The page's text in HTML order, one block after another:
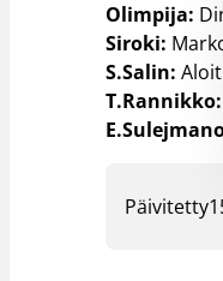
Olimpija:
Siroki:
S.Salin:
T.Rannikko:
Päivitetty